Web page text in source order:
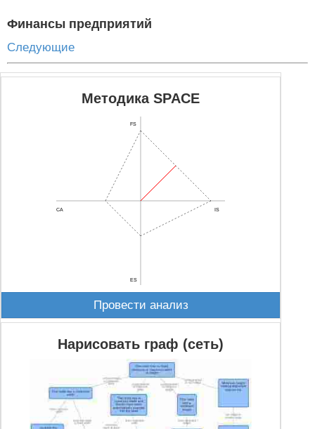
Финансы предприятий
Следующие
Методика SPACE
FS
CA
ES
IS
Провести анализ
Нарисовать граф (сеть)